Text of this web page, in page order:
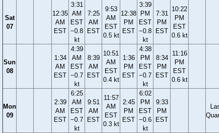
Sat
07
12:35
AM
EST
3:31
AM
EST
−0.8
kt
7:25
AM
EST
9:53
AM
EST
0.5 kt
12:38
PM
EST
3:39
PM
EST
−0.8
kt
7:31
PM
EST
10:22
PM
EST
0.6 kt
Sun
08
1:34
AM
EST
4:39
AM
EST
−0.7
kt
8:39
AM
EST
10:51
AM
EST
0.4 kt
1:36
PM
EST
4:38
PM
EST
−0.7
kt
8:34
PM
EST
11:16
PM
EST
0.6 kt
Mon
09
2:39
AM
EST
6:25
AM
EST
−0.7
kt
9:51
AM
EST
11:57
AM
EST
0.3 kt
2:45
PM
EST
6:02
PM
EST
−0.6
kt
9:33
PM
EST